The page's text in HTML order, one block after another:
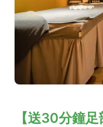
【送30分鐘